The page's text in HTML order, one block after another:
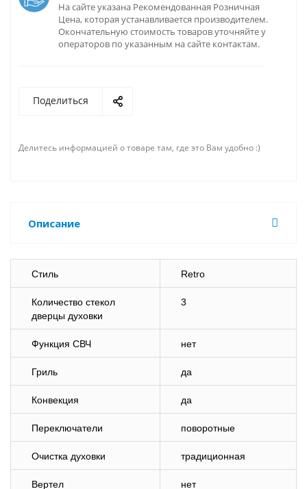
На сайте указана Рекомендованная Розничная
Цена, которая устанавливается производителем.
Окончательную стоимость товаров уточняйте у
операторов по указанным на сайте контактам.
Поделиться
Делитесь информацией о товаре там, где это Вам удобно :)
Описание
Стиль Retro
Количество стекол
дверцы духовки
3
Функция СВЧ нет
Гриль да
Конвекция да
Переключатели поворотные
Очистка духовки традиционная
Вертел нет